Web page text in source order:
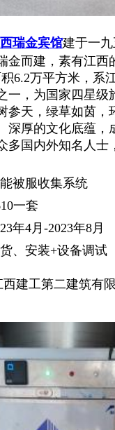
瑞金宾馆建于一九
金而建，素有江西
6.2万平方米，系
一，为国家四星级
参天，绿草如茵，
深厚的文化底蕴，
多国内外知名人士
能被服收集系统
一套
年4月-2023年8月
货、安装+设备调试
西建工第二建筑有